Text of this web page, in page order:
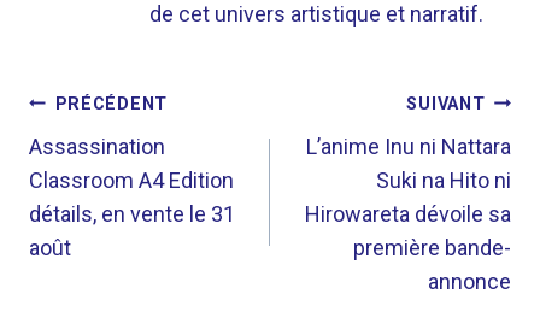
de cet univers artistique et narratif.
NAVIGATION
DE
L’ARTICLE
PRÉCÉDENT
Assassination
Classroom A4 Edition
détails, en vente le 31
août
SUIVANT
L’anime Inu ni Nattara
Suki na Hito ni
Hirowareta dévoile sa
première bande-
annonce